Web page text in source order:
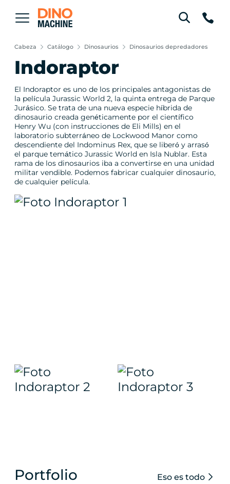
Cabeza Catálogo Dinosaurios Dinosaurios depredadores
Indoraptor
El Indoraptor es uno de los principales antagonistas de
la película Jurassic World 2, la quinta entrega de Parque
Jurásico. Se trata de una nueva especie híbrida de
dinosaurio creada genéticamente por el científico
Henry Wu (con instrucciones de Eli Mills) en el
laboratorio subterráneo de Lockwood Manor como
descendiente del Indominus Rex, que se liberó y arrasó
el parque temático Jurassic World en Isla Nublar. Esta
rama de los dinosaurios iba a convertirse en una unidad
militar vendible. Podemos fabricar cualquier dinosaurio,
de cualquier película.
Portfolio Eso es todo